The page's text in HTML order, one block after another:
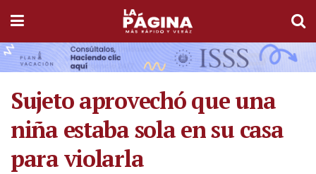
Sujeto aprovechó que una
niña estaba sola en su casa
para violarla